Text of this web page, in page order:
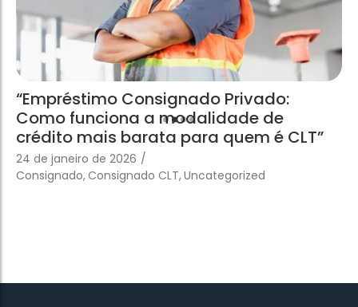
“Empréstimo Consignado Privado:
Como funciona a modalidade de
crédito mais barata para quem é CLT”
24 de janeiro de 2026 /
Consignado,Consignado CLT,Uncategorized